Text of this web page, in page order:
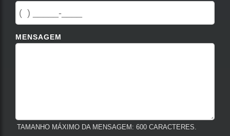
MENSAGEM
TAMANHO MÁXIMO DA MENSAGEM: 600 CARACTERES.